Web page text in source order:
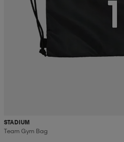
STADIUM
Team Gym Bag